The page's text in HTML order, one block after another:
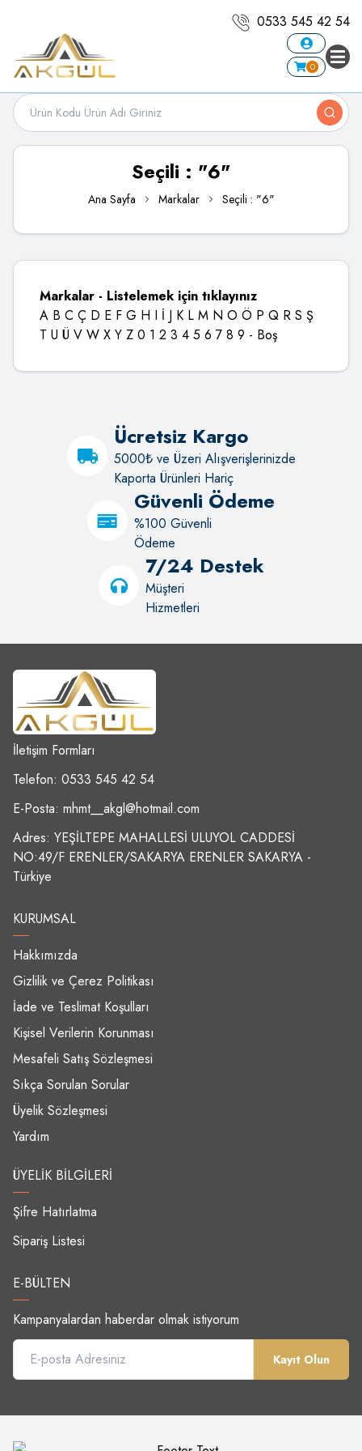
0533 545 42 54
0
Seçili : "6"
Ana Sayfa Markalar Seçili : "6"
Markalar - Listelemek için tıklayınız
A B C Ç D E F G H I İ J K L M N O Ö P Q R S Ş
T U Ü V W X Y Z 0 1 2 3 4 5 6 7 8 9 - Boş
Ücretsiz Kargo
5000₺ ve Üzeri Alışverişlerinizde
Kaporta Ürünleri Hariç
Güvenli Ödeme
%100 Güvenli
Ödeme
7/24 Destek
Müşteri
Hizmetleri
İletişim Formları
Telefon: 0533 545 42 54
E-Posta: mhmt__akgl@hotmail.com
Adres: YEŞİLTEPE MAHALLESİ ULUYOL CADDESİ
NO:49/F ERENLER/SAKARYA ERENLER SAKARYA -
Türkiye
KURUMSAL
Hakkımızda
Gizlilik ve Çerez Politikası
İade ve Teslimat Koşulları
Kişisel Verilerin Korunması
Mesafeli Satış Sözleşmesi
Sıkça Sorulan Sorular
Üyelik Sözleşmesi
Yardım
ÜYELIK BILGILERI
Şifre Hatırlatma
Sipariş Listesi
E-BÜLTEN
Kampanyalardan haberdar olmak istiyorum
Kayıt Olun